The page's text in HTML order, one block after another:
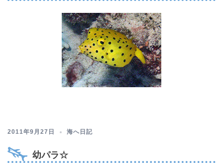
2011年9月27日 海へ日記
幼パラ☆